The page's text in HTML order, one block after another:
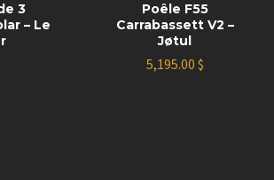
3
– Le
Poêle F55
Carrabassett V2 –
Jøtul
5,195.00 $